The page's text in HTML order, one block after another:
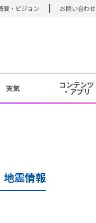
要・ビジョン お問い合わせ
天気 コンテンツ
・アプリ
地震情報